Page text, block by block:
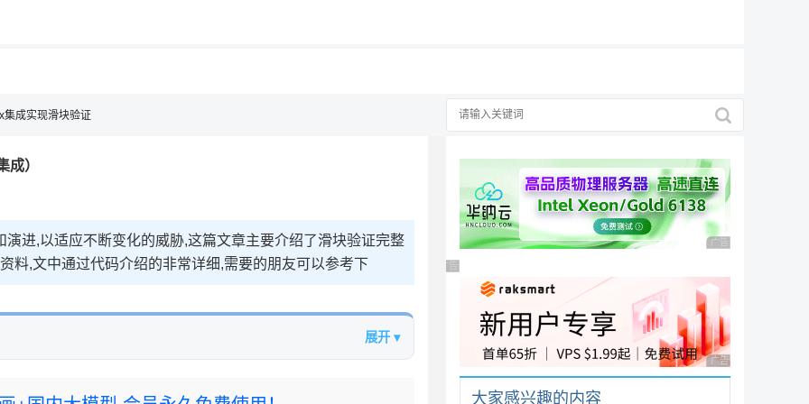
成实现滑块验证
成）
进,以适应不断变化的威胁,这篇文章主要介绍了滑块验证完整
料,文中通过代码介绍的非常详细,需要的朋友可以参考下
展开 ▾
广告 商业广告，理性
广告 商业广告，理性选择
广告 商业广告，理性
大家感兴趣的内容